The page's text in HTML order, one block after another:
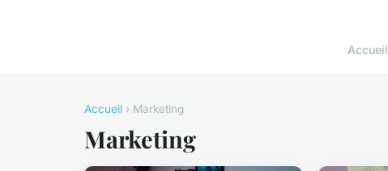
Accueil
Accueil › Marketing
Marketing